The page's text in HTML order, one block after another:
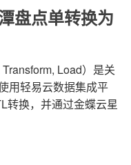
盘点单转换为
Load）是关
用轻易云数据集成平
转换，并通过金蝶云星